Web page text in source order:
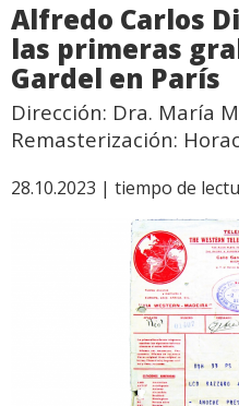
Alfredo Carlos
las primeras
Gardel en París
Dirección: Dra. María
Remasterización:
28.10.2023 | tiempo de